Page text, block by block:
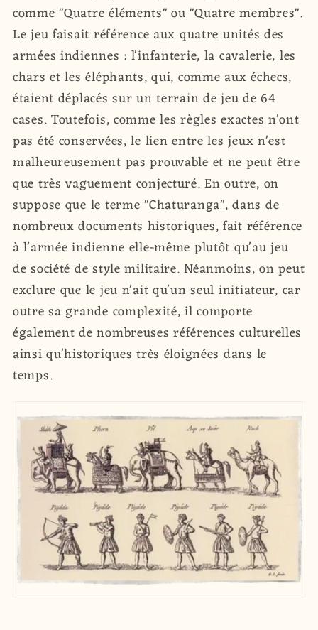
comme "Quatre éléments" ou "Quatre membres".
Le jeu faisait référence aux quatre unités des
armées indiennes : l'infanterie, la cavalerie, les
chars et les éléphants, qui, comme aux échecs,
étaient déplacés sur un terrain de jeu de 64
cases. Toutefois, comme les règles exactes n'ont
pas été conservées, le lien entre les jeux n'est
malheureusement pas prouvable et ne peut être
que très vaguement conjecturé. En outre, on
suppose que le terme "Chaturanga", dans de
nombreux documents historiques, fait référence
à l'armée indienne elle-même plutôt qu'au jeu
de société de style militaire. Néanmoins, on peut
exclure que le jeu n'ait qu'un seul initiateur, car
outre sa grande complexité, il comporte
également de nombreuses références culturelles
ainsi qu'historiques très éloignées dans le
temps.